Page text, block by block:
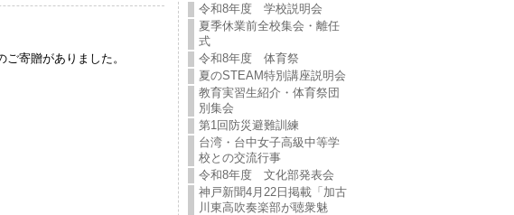
寄贈がありました。
令和8年度 学校説明会
夏季休業前全校集会・離任
式
令和8年度 体育祭
夏のSTEAM特別講座説明会
教育実習生紹介・体育祭団
別集会
第1回防災避難訓練
台湾・台中女子高級中等学
校との交流行事
令和8年度 文化部発表会
神戸新聞4月22日掲載「加古
川東高吹奏楽部が聴衆魅